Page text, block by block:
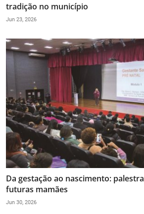
tradição no município
Jun 23, 2026
Da gestação ao nascimento:
futuras mamães
Jun 30, 2026